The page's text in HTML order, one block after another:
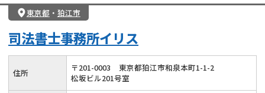
東京都 ・ 狛江市
司法書士事務所イリス
住所 〒201-0003
東京都狛江市和泉本町1-1-2
松坂ビル201号室